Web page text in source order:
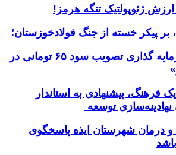
ژئوپولتیک تنگه هرمز!
پیکر خسته‌ از جنگ فولادخوزستان؛
اخبار گروه سرمایه گذاری تصویب سود ۶۵ تومانی در
یک فرهنگ، پیشنهادی به استاندار
توسعه
درمان شهرستان ایذه پاسخگوی